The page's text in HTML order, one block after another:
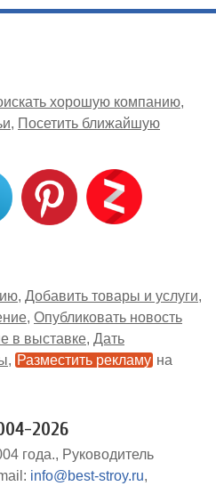
хорошую компанию
Посетить ближайшую
Добавить товары и услуги
Опубликовать новость
в выставке Дать
Разместить рекламу на
2026
года.
Руководитель
info@best-stroy.ru